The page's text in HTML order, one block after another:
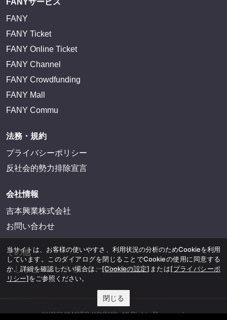
FANY
FANY Ticket
FANY Online Ticket
FANY Channel
FANY Crowdfunding
FANY Mall
FANY Commu
法務・規約
プライバシーポリシー
反社会的勢力排除宣言
会社情報
吉本興業株式会社
お問い合わせ
その他
よしもとニュースセンターアーカイブ
©YOSHIMOTO KOGYO, All Rights Reserved.
当サイトは、お客様の使いやすさ、利用状況の分析のためCookieを利用
しています。このダイアログを閉じることでCookieの使用に同意する
か、詳細を確認したい場合は、[Cookieの設定] または[プライバシーポ
リシー]をご参照ください。
閉じる